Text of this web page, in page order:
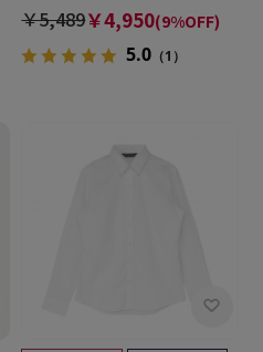
ィースデザインシャツ
￥5,489￥4,950(9%OFF)
5.0 （1）